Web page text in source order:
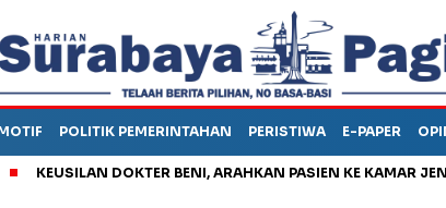
POLITIK PEMERINTAHAN PERISTIWA E-PAPER
DOKTER BENI, ARAHKAN PASIEN KE KAMAR